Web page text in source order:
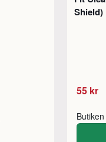
Shield)
55 kr
Butiken